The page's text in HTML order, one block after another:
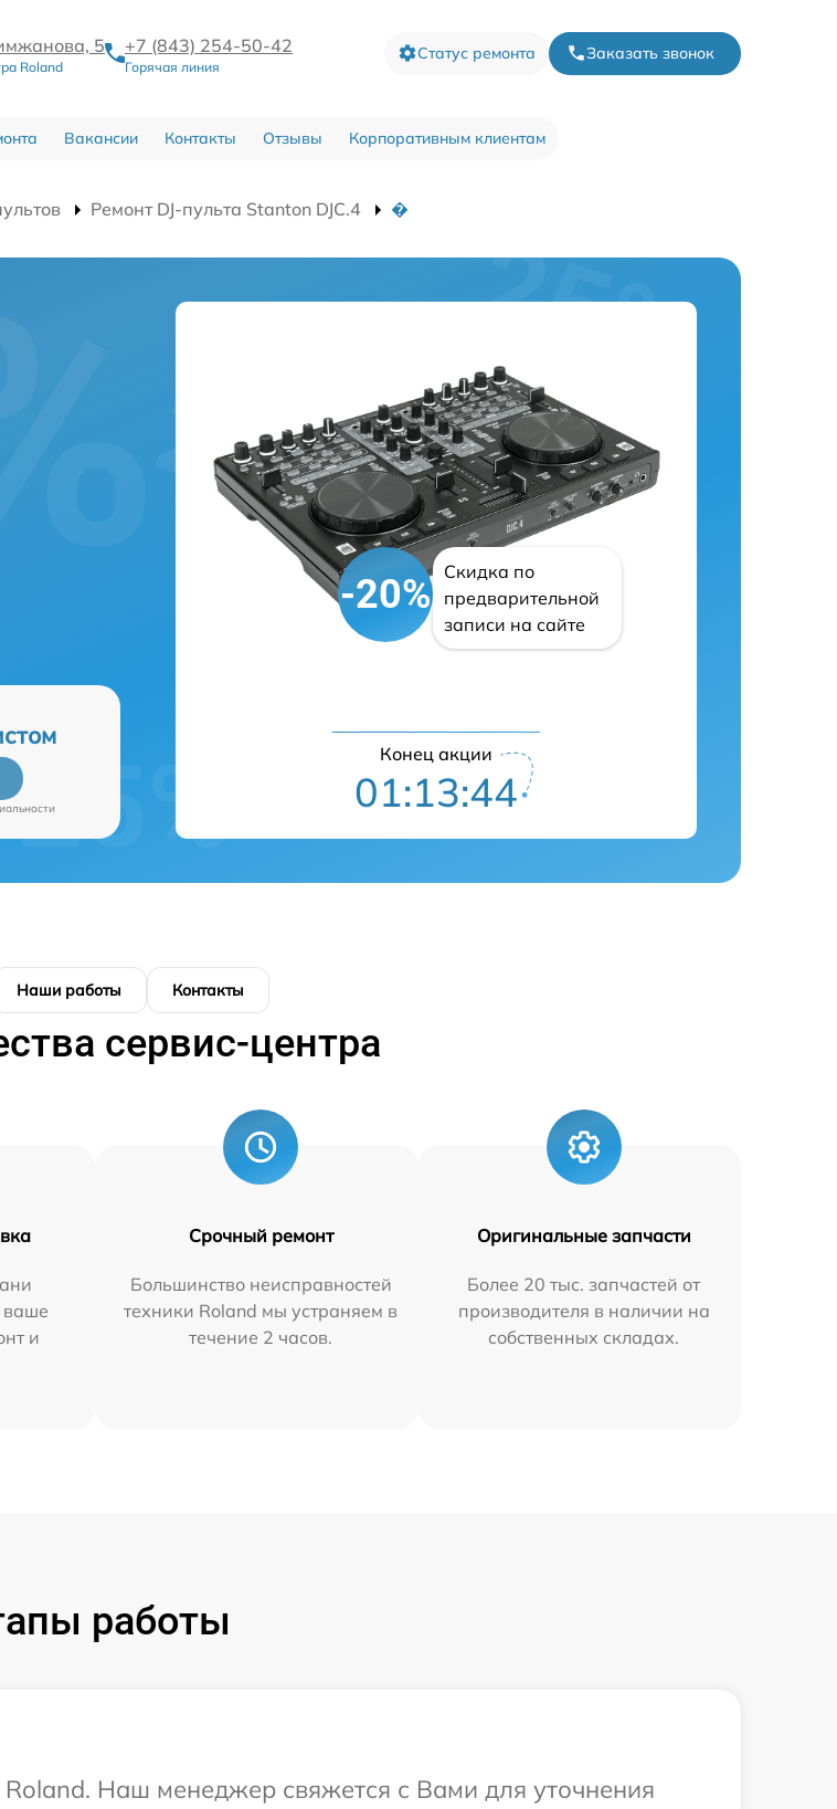
5
Roland
+7 (843) 254-50-42
Горячая линия
Статус ремонта Заказать звонок
Вакансии Контакты Отзывы Корпоративным клиентам
Ремонт DJ-пульта Stanton DJC.4 �
-20%
Скидка по
предварительной
записи на сайте
Конец акции
01:13:43
Наши работы Контакты
сервис-центра
ваше
и
Срочный ремонт
Большинство неисправностей
техники Roland мы устраняем в
течение 2 часов.
Оригинальные запчасти
Более 20 тыс. запчастей от
производителя в наличии на
собственных складах.
работы
Roland. Наш менеджер свяжется с Вами для уточнения